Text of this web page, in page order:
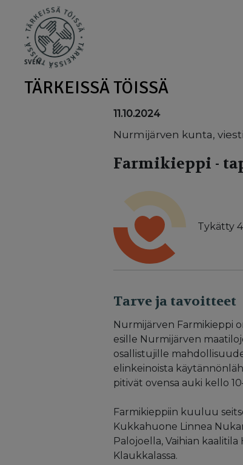
SVEN
TÄRKEISSÄ TÖISSÄ
11.10.2024
Nurmijärven kunta,
Farmikieppi -
Tykätty 4
Tarve ja tavoitteet
Nurmijärven Farmikieppi
esille Nurmijärven
osallistujille
elinkeinoista
pitivät ovensa auki kello
Farmikieppiin kuuluu
Kukkahuone Linnea
Palojoella, Vaihian kaalitila
Klaukkalassa.